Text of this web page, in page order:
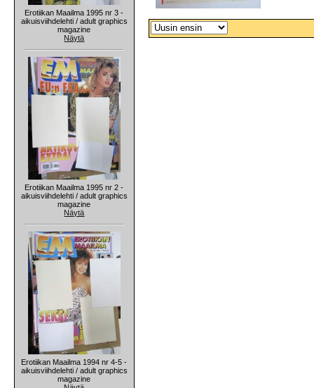
Erotiikan Maailma 1995 nr 3 -
aikuisviihdelehti / adult graphics
magazine
Näytä
Erotiikan Maailma 1995 nr 2 -
aikuisviihdelehti / adult graphics
magazine
Näytä
Erotiikan Maailma 1994 nr 4-5 -
aikuisviihdelehti / adult graphics
magazine